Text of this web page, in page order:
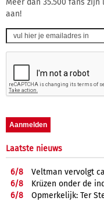
aan!
Laatste nieuws
6/8
Veltman vervolgt
6/8
Krüzen onder de
6/8
Opmerkelijk: Ter